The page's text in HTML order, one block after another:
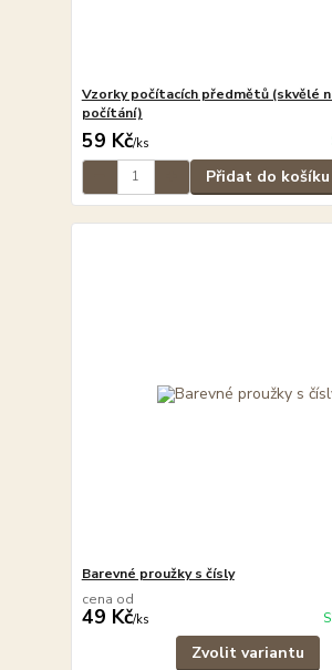
Vzorky počítacích předmětů (skvělé
počítání)
59 Kč/ks
Přidat do košíku
Barevné proužky s čísly
cena od
49 Kč/ks
Zvolit variantu